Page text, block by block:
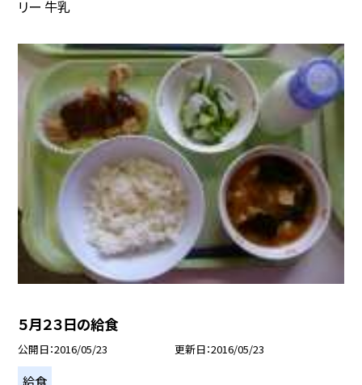
リー 牛乳
５月２３日の給食
公開日 2016/05/23 更新日 2016/05/23
給食